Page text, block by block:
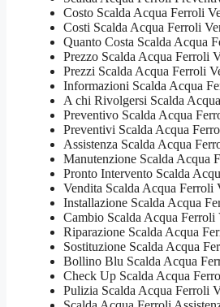
Costo Scalda Acqua Ferroli
Costi Scalda Acqua Ferroli
Quanto Costa Scalda Acqua
Prezzo Scalda Acqua Ferroli
Prezzi Scalda Acqua Ferroli
Informazioni Scalda Acqua
A chi Rivolgersi Scalda
Preventivo Scalda Acqua
Preventivi Scalda Acqua
Assistenza Scalda Acqua
Manutenzione Scalda Acqua
Pronto Intervento Scalda
Vendita Scalda Acqua Ferroli
Installazione Scalda Acqua
Cambio Scalda Acqua Ferroli
Riparazione Scalda Acqua
Sostituzione Scalda Acqua
Bollino Blu Scalda Acqua
Check Up Scalda Acqua
Pulizia Scalda Acqua Ferroli